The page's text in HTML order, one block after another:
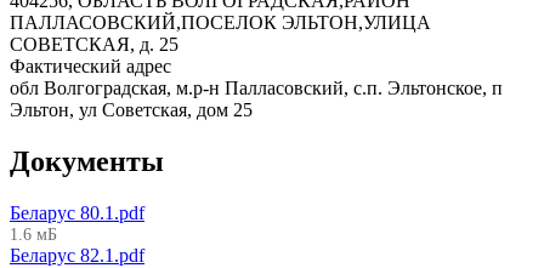
ПАЛЛАСОВСКИЙ,ПОСЕЛОК ЭЛЬТОН,УЛИЦА
СОВЕТСКАЯ, д. 25
Фактический адрес
обл Волгоградская, м.р-н Палласовский, с.п. Эльтонское, п
Эльтон, ул Советская, дом 25
Документы
Беларус 80.1.pdf
1.6 мБ
Беларус 82.1.pdf